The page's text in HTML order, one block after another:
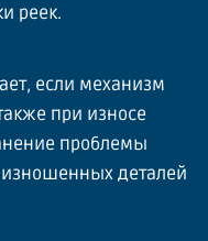
реек.
если механизм
при износе
проблемы
деталей